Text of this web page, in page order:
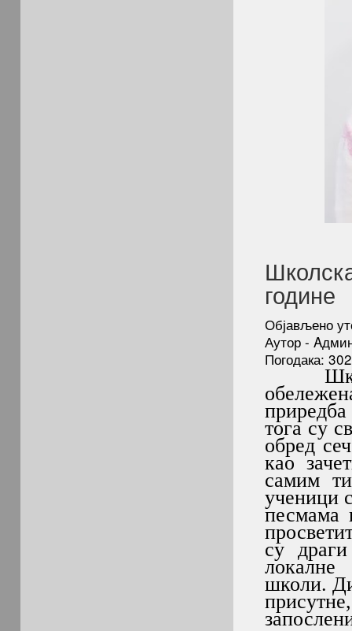
године
Објављено
Аутор -
Погодака:
тога су
обред
као
самим
ученици
песмама
су
школи.